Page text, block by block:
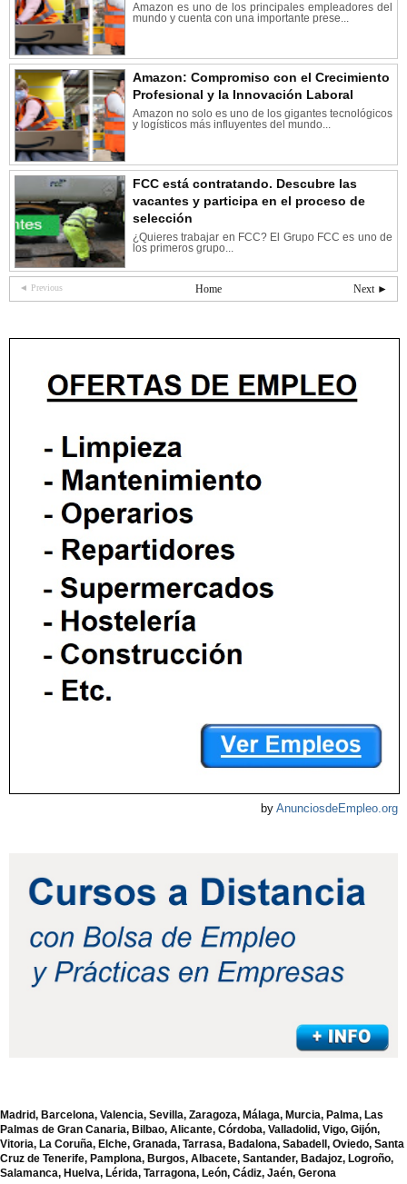
Amazon es uno de los principales empleadores del
mundo y cuenta con una importante prese...
Amazon: Compromiso con el Crecimiento
Profesional y la Innovación Laboral
Amazon no solo es uno de los gigantes tecnológicos
y logísticos más influyentes del mundo...
FCC está contratando. Descubre las
vacantes y participa en el proceso de
selección
¿Quieres trabajar en FCC? El Grupo FCC es uno de
los primeros grupo...
◄ Previous Next ►
Home
by AnunciosdeEmpleo.org
Madrid, Barcelona, Valencia, Sevilla, Zaragoza, Málaga, Murcia, Palma, Las
Palmas de Gran Canaria, Bilbao, Alicante, Córdoba, Valladolid, Vigo, Gijón,
Vitoria, La Coruña, Elche, Granada, Tarrasa, Badalona, Sabadell, Oviedo, Santa
Cruz de Tenerife, Pamplona, Burgos, Albacete, Santander, Badajoz, Logroño,
Salamanca, Huelva, Lérida, Tarragona, León, Cádiz, Jaén, Gerona